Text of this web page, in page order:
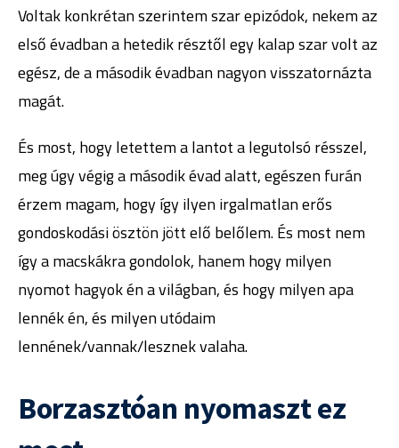
Voltak konkrétan szerintem szar epizódok, nekem az
első évadban a hetedik résztől egy kalap szar volt az
egész, de a második évadban nagyon visszatornázta
magát.
És most, hogy letettem a lantot a legutolsó résszel,
meg úgy végig a második évad alatt, egészen furán
érzem magam, hogy így ilyen irgalmatlan erős
gondoskodási ösztön jött elő belőlem. És most nem
így a macskákra gondolok, hanem hogy milyen
nyomot hagyok én a világban, és hogy milyen apa
lennék én, és milyen utódaim
lennének/vannak/lesznek valaha.
Borzasztóan nyomaszt ez